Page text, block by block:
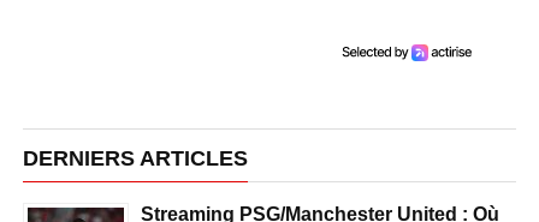
DERNIERS ARTICLES
Streaming PSG/Manchester United : Où